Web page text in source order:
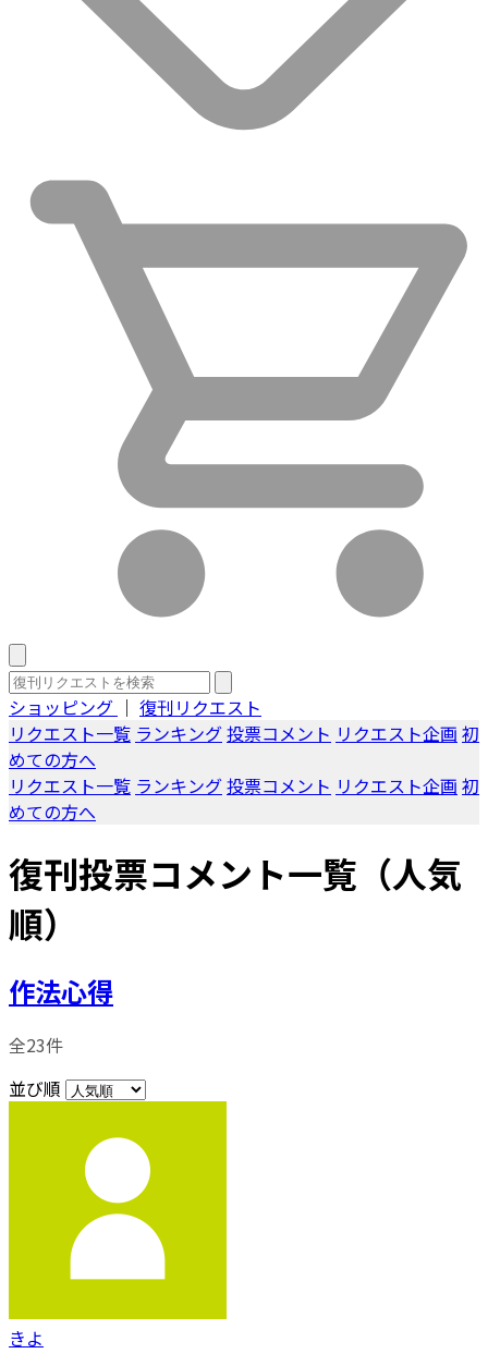
ショッピング ｜ 復刊リクエスト
リクエスト一覧 ランキング投票コメント リクエスト企画 初
めての方へ
リクエスト一覧 ランキング投票コメント リクエスト企画 初
めての方へ
復刊投票コメント一覧（人気
順）
作法心得
全23件
並び順
きよ